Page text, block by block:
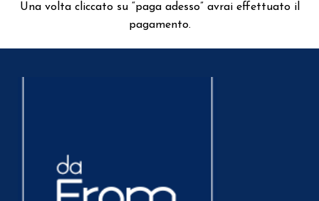
Una volta cliccato su “paga adesso” avrai effettuato il
pagamento.